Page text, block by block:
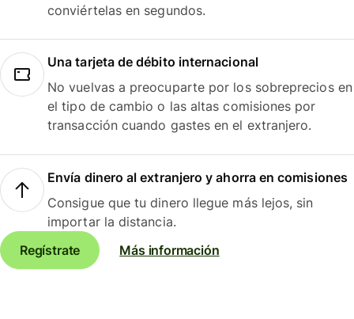
conviértelas en segundos.
Una tarjeta de débito internacional
No vuelvas a preocuparte por los sobreprecios en
el tipo de cambio o las altas comisiones por
transacción cuando gastes en el extranjero.
Envía dinero al extranjero y ahorra en comisiones
Consigue que tu dinero llegue más lejos, sin
importar la distancia.
Regístrate
Más información